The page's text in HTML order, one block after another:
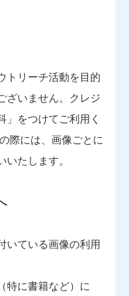
トリーチ活動を目的
ざいません。クレジ
」をつけてご利用く
際には、画像ごとに
たします。
いている画像の利用
特に書籍など）に